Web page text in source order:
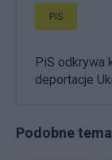
PiS
PiS odkrywa
deportacje
Podobne